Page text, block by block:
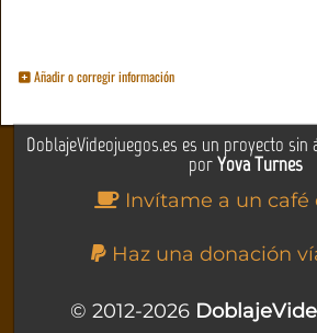
Añadir o corregir información
DoblajeVideojuegos.es es un proyecto
porYova Turnes
Invítame a un café
Haz una donación
© 2012-2026